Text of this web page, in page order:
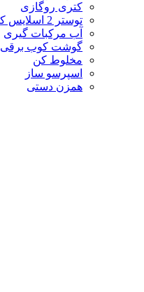
کتری روگازی
توستر 2 اسلایس کوچک
آب مرکبات گیری
گوشت کوب برقی
مخلوط کن
اسپرسو ساز
همزن دستی